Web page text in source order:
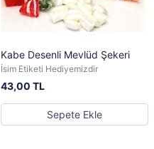
Kabe Desenli Mevlüd Şekeri
İsim Etiketi Hediyemizdir
43,00 TL
Sepete Ekle